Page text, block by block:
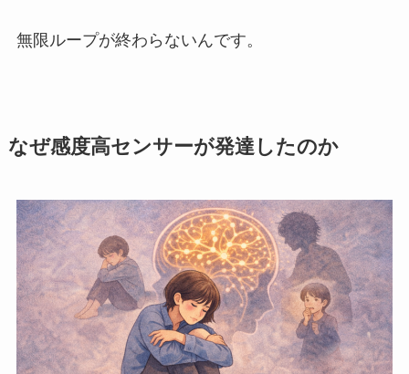
無限ループが終わらないんです。
なぜ感度高センサーが発達したのか